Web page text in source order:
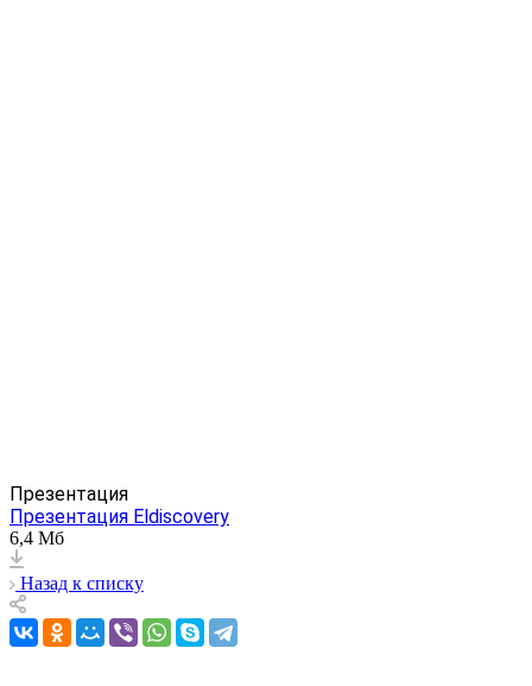
Презентация
Презентация Eldiscovery
6,4 Мб
Назад к списку